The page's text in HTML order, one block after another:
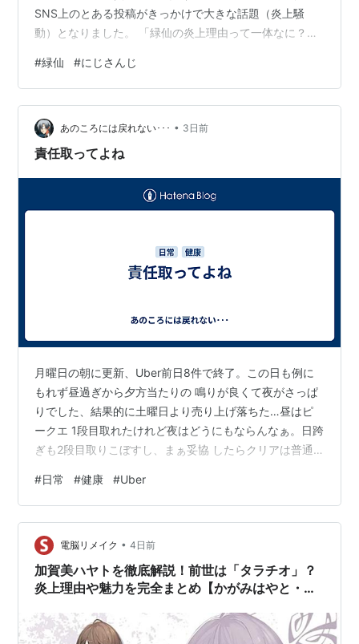
SNS上のとある投稿がきっかけで大きな話題（炎上騒
動）となりました。 「緑仙の炎上理由って一体なに？」
ている方も多いのではないでしょうか。 この記事では、
2026年8月に発生した緑仙の炎上騒動の全貌について、
問題となった発言内容、SNSでの反応、炎上した背景や
考察まで、分かりやすく徹底解説します。
www.youtube.com 2026年8月、VTuber「緑仙」に何が
#緑仙 #にじさんじ
あのころには戻れない･･･ • 3日前
責任取ってよね
月曜日の朝に更新、Uber前日8件で終了。この日も例に
もれず昼過ぎから夕方当たりの 鳴りが良くて夜がさっぱ
りでした、結果的に土曜日より売り上げ落ちた…昼はピ
ークエ 1段目取れたけれど夜はどうにもならんなぁ。日跨
ぎも2段目取りこぼすし、まぁ妥協 したらクリアは普通
夜もVtuber さんの配信見てました、まさか送ったお便り
読まれるとは思わなかった…別に悪いこと していないの
にこっぱずしい感じになりました、というわけで今週も
まだまだ暑い日が 続くので体調管理しっかりして先週み
たいにグダグダ過ごさないように頑張ろう！
#日常 #健康 #Uber
電脳リメイク • 4日前
加賀美ハヤトを徹底解説！前世は「タラチオ」？
炎上理由や魅力を完全まとめ【かがみはやと・に